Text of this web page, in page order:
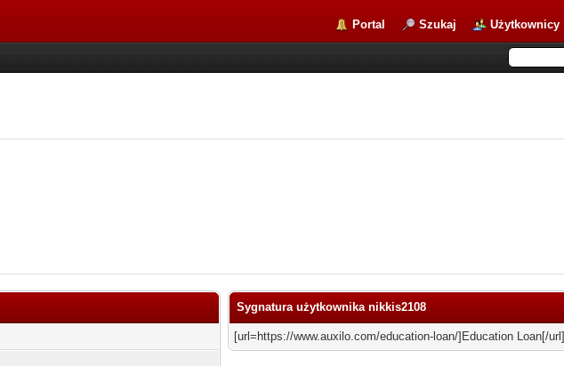
Portal Szukaj Użytkownicy
Sygnatura użytkownika nikkis2108
[url=https://www.auxilo.com/education-loan/]Education Loan[/url]